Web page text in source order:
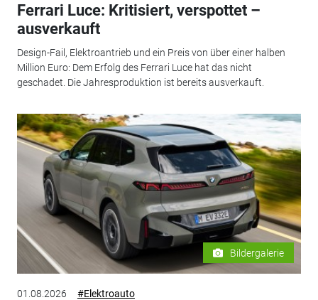
Ferrari Luce: Kritisiert, verspottet –
ausverkauft
Design-Fail, Elektroantrieb und ein Preis von über einer halben
Million Euro: Dem Erfolg des Ferrari Luce hat das nicht
geschadet. Die Jahresproduktion ist bereits ausverkauft.
Bildergalerie
01.08.2026 #Elektroauto